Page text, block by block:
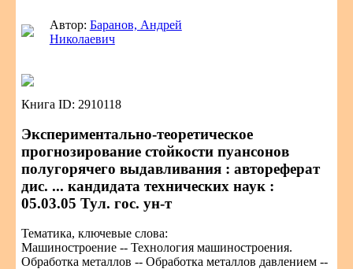
Автор: Баранов, Андрей
Николаевич
Книга ID: 2910118
Экспериментально-теоретическое
прогнозирование стойкости пуансонов
полугорячего выдавливания : автореферат
дис. ... кандидата технических наук :
05.03.05 Тул. гос. ун-т
Тематика, ключевые слова:
Машиностроение -- Технология машиностроения.
Обработка металлов -- Обработка металлов давлением --